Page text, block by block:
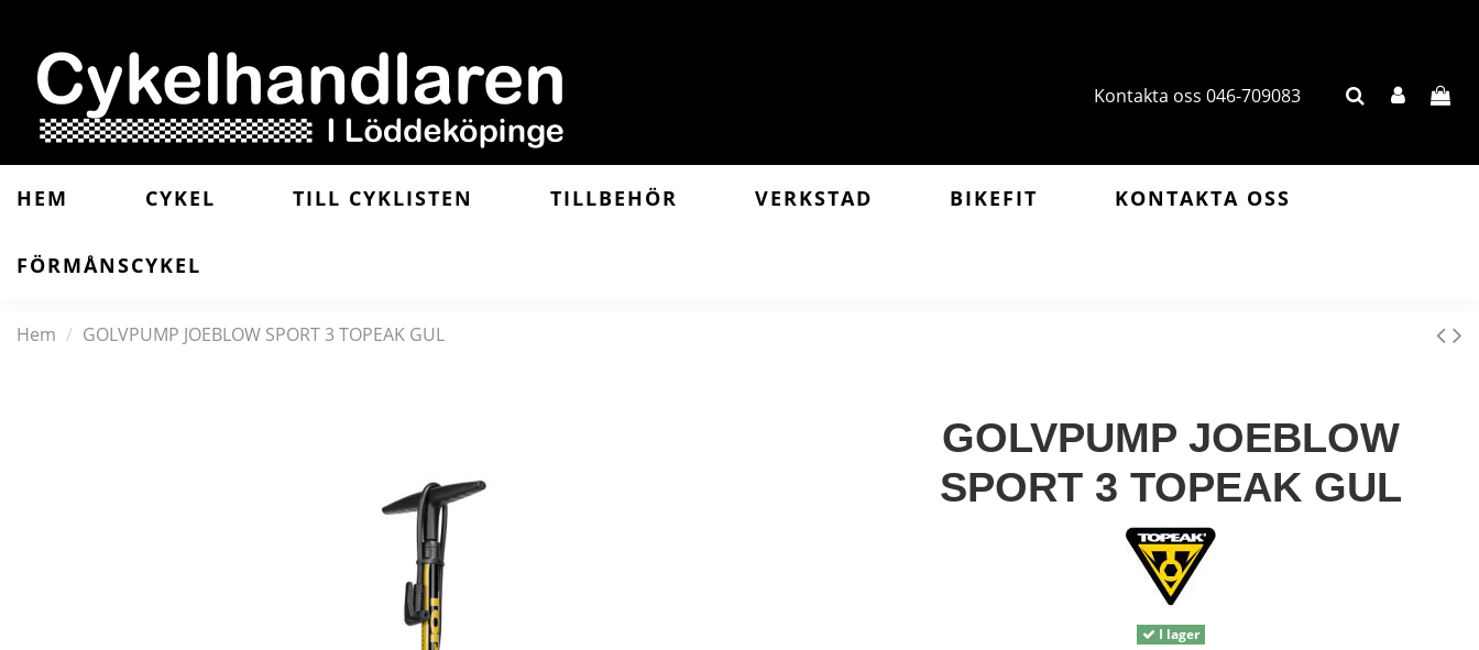
Kontakta oss 046-709083
HEM CYKEL TILL CYKLISTEN TILLBEHÖR VERKSTAD BIKEFIT KONTAKTA OSS
FÖRMÅNSCYKEL
Hem GOLVPUMP JOEBLOW SPORT 3 TOPEAK GUL
GOLVPUMP JOEBLOW
SPORT 3 TOPEAK GUL
I lager